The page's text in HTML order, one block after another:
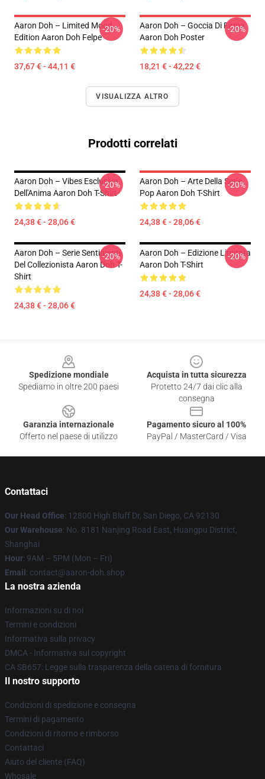
Aaron Doh – Limited Mood
Edition Aaron Doh Felpe
37,67 € - 44,11 €
-20%
Aaron Doh – Goccia Di Firma
Aaron Doh Poster
18,21 € - 42,22 €
-20%
VISUALIZZA ALTRO
Prodotti correlati
Aaron Doh – Vibes Esclusive
Dell'Anima Aaron Doh T-Shirt
24,38 € - 28,06 €
-20%
Aaron Doh – Arte Della Serie
Pop Aaron Doh T-Shirt
24,38 € - 28,06 €
-20%
Aaron Doh – Serie Sentimenti
Del Collezionista Aaron Doh T-
Shirt
24,38 € - 28,06 €
-20%
Aaron Doh – Edizione Limitata
Aaron Doh T-Shirt
24,38 € - 28,06 €
-20%
Spedizione mondiale
Spediamo in oltre 200 paesi
Acquista in tutta sicurezza
Protetto 24/7 dai clic alla
consegna
Garanzia internazionale
Offerto nel paese di utilizzo
Pagamento sicuro al 100%
PayPal / MasterCard / Visa
Contattaci
Our Head Office: 12800 High Bluff Dr, San Diego, CA 92130
Our Warehouse: No. 8181 Nanjing Road East, Huangpu District,
Shanghai
Hour: 9AM – 5PM (Mon – Fri)
Email : contact@aaron-doh.shop
La nostra azienda
Informazioni su di noi
Termini e condizioni
Informativa sulla privacy
DMCA - Informativa sul copyright
CA SB657: Legge sulla trasparenza della catena di fornitura
Il nostro supporto
Condizioni di spedizione e consegna
Termini di pagamento
Condizioni di ritorno e rimborso
Contattaci
Aiuto del cliente (FAQ)
Whosale